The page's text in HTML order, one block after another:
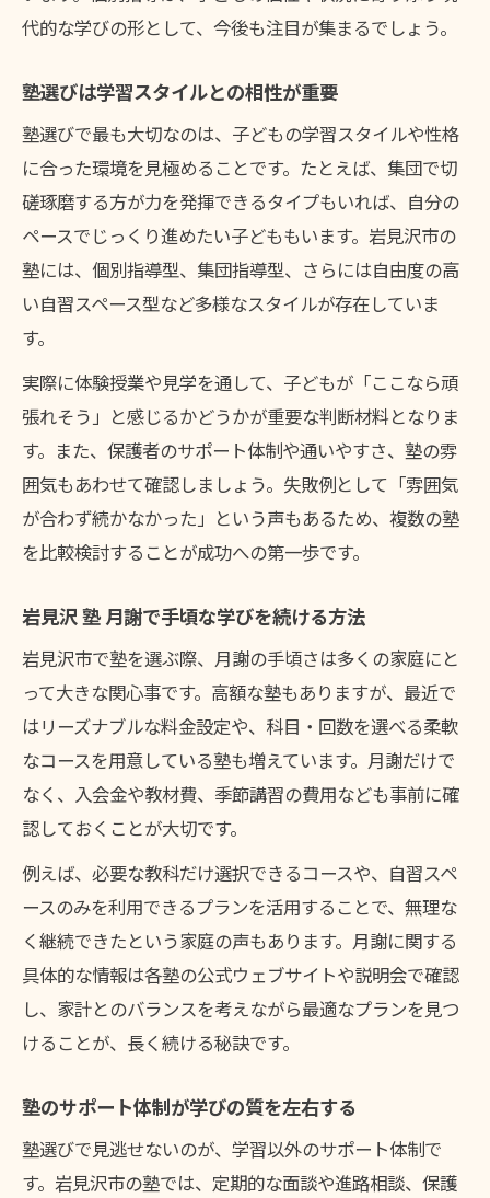
代的な学びの形として、今後も注目が集まるでしょう。
塾選びは学習スタイルとの相性が重要
塾選びで最も大切なのは、子どもの学習スタイルや性格
に合った環境を見極めることです。たとえば、集団で切
磋琢磨する方が力を発揮できるタイプもいれば、自分の
ペースでじっくり進めたい子どももいます。岩見沢市の
塾には、個別指導型、集団指導型、さらには自由度の高
い自習スペース型など多様なスタイルが存在していま
す。
実際に体験授業や見学を通して、子どもが「ここなら頑
張れそう」と感じるかどうかが重要な判断材料となりま
す。また、保護者のサポート体制や通いやすさ、塾の雰
囲気もあわせて確認しましょう。失敗例として「雰囲気
が合わず続かなかった」という声もあるため、複数の塾
を比較検討することが成功への第一歩です。
岩見沢 塾 月謝で手頃な学びを続ける方法
岩見沢市で塾を選ぶ際、月謝の手頃さは多くの家庭にと
って大きな関心事です。高額な塾もありますが、最近で
はリーズナブルな料金設定や、科目・回数を選べる柔軟
なコースを用意している塾も増えています。月謝だけで
なく、入会金や教材費、季節講習の費用なども事前に確
認しておくことが大切です。
例えば、必要な教科だけ選択できるコースや、自習スペ
ースのみを利用できるプランを活用することで、無理な
く継続できたという家庭の声もあります。月謝に関する
具体的な情報は各塾の公式ウェブサイトや説明会で確認
し、家計とのバランスを考えながら最適なプランを見つ
けることが、長く続ける秘訣です。
塾のサポート体制が学びの質を左右する
塾選びで見逃せないのが、学習以外のサポート体制で
す。岩見沢市の塾では、定期的な面談や進路相談、保護